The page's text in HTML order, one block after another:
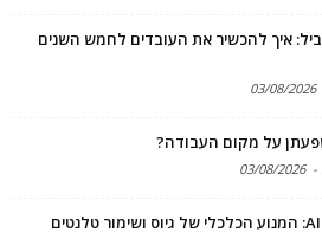
איך להכשיר את העובדים לחמש השנים
03/08/2026
על מקום העבודה?
-
03/08/2026